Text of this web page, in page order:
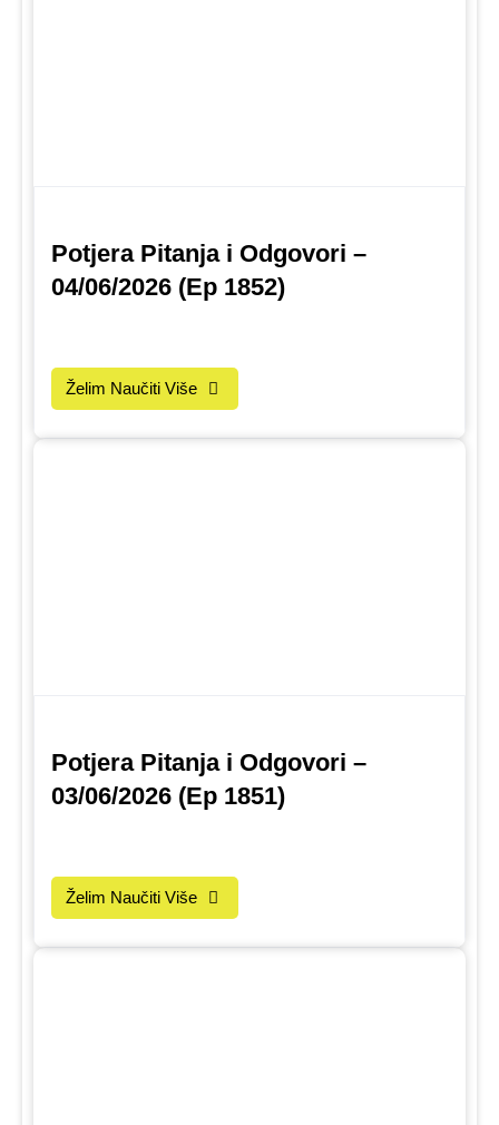
Potjera Pitanja i Odgovori –
04/06/2026 (Ep 1852)
Želim Naučiti Više
Potjera Pitanja i Odgovori –
03/06/2026 (Ep 1851)
Želim Naučiti Više